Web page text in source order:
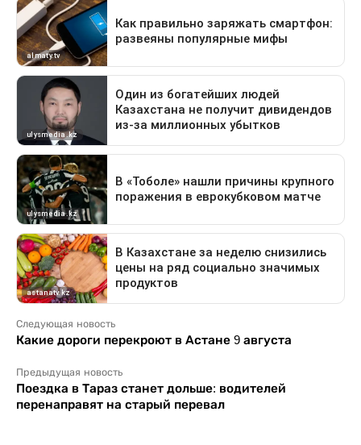
Следующая новость
Какие дороги перекроют в Астане 9 августа
Предыдущая новость
Поездка в Тараз станет дольше: водителей
перенаправят на старый перевал